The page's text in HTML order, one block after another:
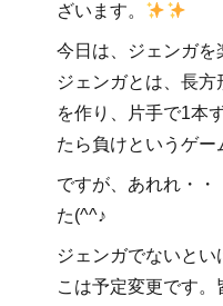
ざいます。
今日は、ジェンガ
ジェンガとは、長
を作り、片手で1本
たら負けというゲー
ですが、あれれ・・
た(^^♪
ジェンガでないとい
こは予定変更です